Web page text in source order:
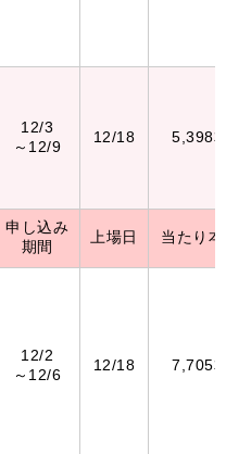
12/3
～12/9
12/18 5,398
申し込み
期間
上場日 当たり
12/2
～12/6
12/18 7,705